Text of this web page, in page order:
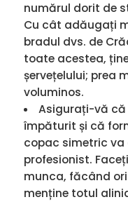
numărul dorit de
Cu cât adăugați
bradul dvs. de
toate acestea,
șervețelului; prea
voluminos.
Asigurați-vă
împăturit și că
copac simetric
profesionist.
munca, făcând
menține totul